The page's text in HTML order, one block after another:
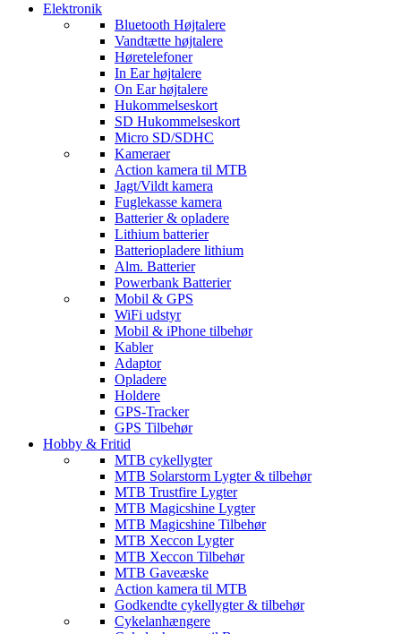
Elektronik
Bluetooth Højtalere
Vandtætte højtalere
Høretelefoner
In Ear højtalere
On Ear højtalere
Hukommelseskort
SD Hukommelseskort
Micro SD/SDHC
Kameraer
Action kamera til MTB
Jagt/Vildt kamera
Fuglekasse kamera
Batterier & opladere
Lithium batterier
Batteriopladere lithium
Alm. Batterier
Powerbank Batterier
Mobil & GPS
WiFi udstyr
Mobil & iPhone tilbehør
Kabler
Adaptor
Opladere
Holdere
GPS-Tracker
GPS Tilbehør
Hobby & Fritid
MTB cykellygter
MTB Solarstorm Lygter & tilbehør
MTB Trustfire Lygter
MTB Magicshine Lygter
MTB Magicshine Tilbehør
MTB Xeccon Lygter
MTB Xeccon Tilbehør
MTB Gaveæske
Action kamera til MTB
Godkendte cykellygter & tilbehør
Cykelanhængere